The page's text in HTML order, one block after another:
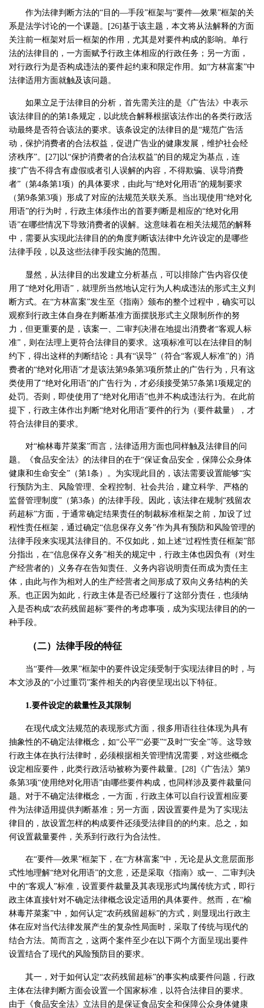
作为法律判断方法的“目的—手段”框架与“要件—效果”框架的关
系是法学讨论的一个课题。[26]基于该主题，本文将从法解释的方面
关注前一框架对后一框架的作用，尤其是对要件构成的影响。单行
法的法律目的，一方面赋予行政主体相应的行政任务；另一方面，
对行政行为是否构成违法的要件起约束和限定作用。如“方林富案”中
法律适用方面就触及该问题。
如果立足于法律目的分析，首先需关注的是《广告法》中表示
该法律目的的第1条规定，以此统合解释根据该法作出的各类行政活
动最终是否符合该法的要求。该条设定的法律目的是“规范广告活
动，保护消费者的合法权益，促进广告业的健康发展，维护社会经
济秩序”。[27]以“保护消费者的合法权益”的目的规定为基点，连
接“广告不得含有虚假或者引人误解的内容，不得欺骗、误导消费
者”（第4条第1项）的具体要求，由此与“绝对化用语”的规制要求
（第9条第3项）形成了对应的法规范关联关系。当出现使用“绝对化
用语”的行为时，行政主体须作出的首要判断是相应的“绝对化用
语”在哪些情况下导致消费者的误解。这意味着在相关法规范的解释
中，需要从实现此法律目的的角度判断该法律中允许设定的是哪些
法律手段，以及这些法律手段实施的范围。
显然，从法律目的出发建立分析基点，可以排除广告内容仅使
用了“绝对化用语”，就理所当然地认定行为人构成违法的形式主义判
断方式。在“方林富案”发生至《指南》颁布的整个过程中，确实可以
观察到行政主体自身在判断基准方面摆脱形式主义限制所作的努
力，但更重要的是，该案一、二审判决潜在地提出消费者“客观人标
准”，则在法理上更符合法律目的要求。这项标准可以在法律目的制
约下，得出这样的判断结论：具有“误导”（符合“客观人标准”的）消
费者的“绝对化用语”才是该法第9条第3项所禁止的广告行为，只有这
类使用了“绝对化用语”的广告行为，才必须接受第57条第1项规定的
处罚。否则，即使使用了“绝对化用语”也并不构成违法行为。在此前
提下，行政主体作出判断“绝对化用语”要件的行为（要件裁量），才
符合法律目的要求。
对“榆林毒芹菜案”而言，法律适用方面也同样触及法律目的问
题。《食品安全法》的法律目的在于“保证食品安全，保障公众身体
健康和生命安全”（第1条）。为实现此目的，该法需要设置能够“实
行预防为主、风险管理、全程控制、社会共治，建立科学、严格的
监督管理制度”（第3条）的法律手段。因此，该法律在规制“残留农
药超标”方面，于通常确定结果责任的制裁标准框架之前，加设了过
程性责任框架，通过确定“信息保存义务”作为具有预防和风险管理的
法律手段来实现其法律目的。不仅如此，如上述“过程性责任框架”部
分指出，在“信息保存义务”相关的规定中，行政主体也因负有（对生
产经营者的）义务存在告知责任、义务内容说明责任而成为责任主
体，由此与作为相对人的生产经营者之间形成了双向义务结构的关
系。也正因为如此，行政主体是否已经履行了这部分责任，也须纳
入是否构成“农药残留超标”要件的考虑事项，成为实现法律目的的一
种手段。
（二）法律手段的特征
当“要件—效果”框架中的要件设定须受制于实现法律目的时，与
本文涉及的“小过重罚”案件相关的内容便呈现出以下特征。
1.要件设定的裁量性及其限制
在现代成文法规范的表现形式方面，很多用语往往体现为具有
抽象性的不确定法律概念，如“公平”“必要”“及时”“安全”等。这导致
行政主体在执行法律时，必须根据相关管理情况需要，对这些概念
设定相应要件，此类行政活动被称为要件裁量。[28]《广告法》第9
条第3项“使用绝对化用语”由哪些要件构成，也同样涉及要件裁量问
题。对于不确定法律概念，一方面，行政主体可以自行设置相应要
件为法律适用提供判断基准；另一方面，因设置要件是为了实现法
律目的，故设置怎样的构成要件还须受法律目的的约束。总之，如
何设置裁量要件，关系到行政行为合法性。
在“要件—效果”框架下，在“方林富案”中，无论是从文意层面形
式性地理解“绝对化用语”的文意，还是采取《指南》或一、二审判决
中的“客观人”标准，设置要件裁量及其表现形式均属传统方式，即行
政主体直接针对不确定法律概念设定适用的具体要件。然而，在“榆
林毒芹菜案”中，如何认定“农药残留超标”的方式，则显现出行政主
体在应对当代法律发展产生的复杂性局面时，采取了传统与现代的
结合方法。简而言之，这两个案件至少在以下两个方面呈现出要件
设置结合了现代的风险预防目的要求。
其一，对于如何认定“农药残留超标”的事实构成要件问题，行政
主体在法律判断方面会设置一个国家标准，以符合法律目的要求。
由于《食品安全法》立法目的是保证食品安全和保障公众身体健康